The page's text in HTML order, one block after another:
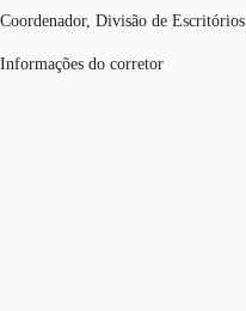
Coordenador, Divisão de Escritórios
Informações do corretor